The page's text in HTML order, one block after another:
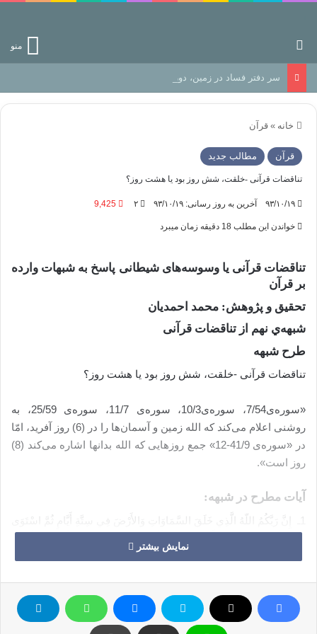
منو
سر دفتر فساد در زمین‌، دوری وکناره‌گیری از راه خداست‌!
خانه » قرآن
قرآن مطالب جدید
تناقضات قرآنی -خلقت، شش روز بود یا هشت روز؟
۹۳/۱۰/۱۹ آخرین به روز رسانی: ۹۳/۱۰/۱۹ ۲ 9,425
خواندن این مطلب 18 دقیقه زمان میبرد
تناقضات قرآنی یا وسوسه‌های شیطانی پاسخ به شبهات وارده
بر قرآن
تحقیق و پژوهش: محمد احمدیان
شبهه‌ي نهم از تناقضات قرآنی
طرح شبهه
تناقضات قرآنی -خلقت، شش روز بود یا هشت روز؟
«سوره‌ی7/54، سوره‌ی10/3، سوره‌ی 11/7، سوره‌ی 25/59، به
روشنی اعلام می‌کند که الله زمین و آسمان‌ها را در (6) روز آفرید، امّا
در «سوره‌ی 41/9-12» جمع روزهایی که الله بدانها اشاره می‌کند (8)
روز است».
آیات مطرح در شبهه:
1ـ ‏ إِنَّ رَبَّكُمُ اللّهُ الَّذِي خَلَقَ السَّمَاوَاتِ وَالأَرْضَ فِي سِتَّةِ أَيَّامٍ ثُمَّ اسْتَوَى
مُسَخَّرَاتٍ بِأَمْرِهِ أَلاَ لَهُ الْخَلْقُ وَالأَمْرُ تَبَارَكَ اللّهُ رَبُّ الْعَالَمِينَ ‏
«پروردگار شما خداوندي است كه آسمان‌ها و زمين را در شش دوره
بيافريد، سپس بر تخت (مركز فرماندهي جهان) چيره شد (و به اداره
نمایش بیشتر